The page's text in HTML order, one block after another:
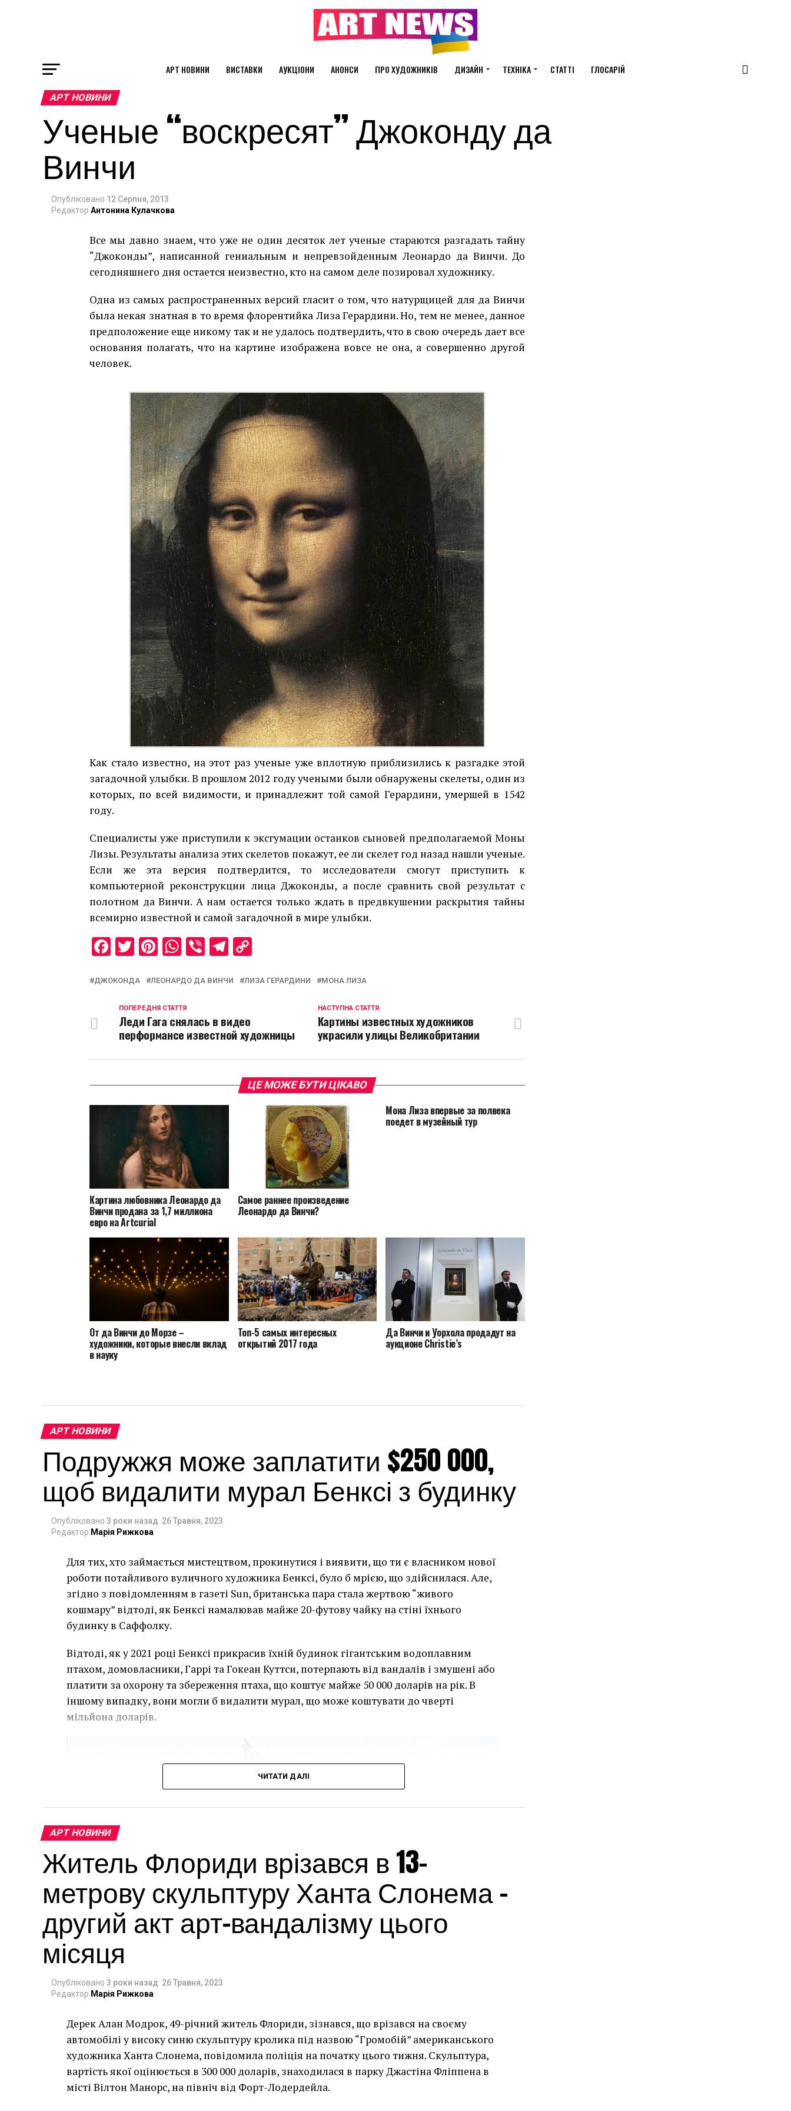
АРТ НОВИНИ ВИСТАВКИ АУКЦІОНИ АНОНСИ ПРО ХУДОЖНИКІВ ДИЗАЙН ТЕХНІКА СТАТТІ ГЛОСАРІЙ
АРТ НОВИНИ
Ученые “воскресят” Джоконду да
Винчи
Опубліковано 12 Серпня, 2013
Редактор Антонина Кулачкова
Все мы давно знаем, что уже не один десяток лет ученые стараются разгадать тайну
“Джоконды”, написанной гениальным и непревзойденным Леонардо да Винчи. До
сегодняшнего дня остается неизвестно, кто на самом деле позировал художнику.
Одна из самых распространенных версий гласит о том, что натурщицей для да Винчи
была некая знатная в то время флорентийка Лиза Герардини. Но, тем не менее, данное
предположение еще никому так и не удалось подтвердить, что в свою очередь дает все
основания полагать, что на картине изображена вовсе не она, а совершенно другой
человек.
Как стало известно, на этот раз ученые уже вплотную приблизились к разгадке этой
загадочной улыбки. В прошлом 2012 году учеными были обнаружены скелеты, один из
которых, по всей видимости, и принадлежит той самой Герардини, умершей в 1542
году.
Специалисты уже приступили к эксгумации останков сыновей предполагаемой Моны
Лизы. Результаты анализа этих скелетов покажут, ее ли скелет год назад нашли ученые.
Если же эта версия подтвердится, то исследователи смогут приступить к
компьютерной реконструкции лица Джоконды, а после сравнить свой результат с
полотном да Винчи. А нам остается только ждать в предвкушении раскрытия тайны
всемирно известной и самой загадочной в мире улыбки.
Facebook
Twitter
Pinterest
WhatsApp
ViberTelegram
ДЖОКОНДА ЛЕОНАРДО ДА ВИНЧИ ЛИЗА ГЕРАРДИНИ МОНА ЛИЗА
НАСТУПНА СТАТТЯ
Картины известных художников
украсили улицы Великобритании
ПОПЕРЕДНЯ СТАТТЯ
Леди Гага снялась в видео
перформансе известной художницы
ЦЕ МОЖЕ БУТИ ЦІКАВО
Картина любовника Леонардо да
Винчи продана за 1,7 миллиона
евро на Artcurial
Самое раннее произведение
Леонардо да Винчи?
Мона Лиза впервые за полвека
поедет в музейный тур
От да Винчи до Морзе –
художники, которые внесли вклад
в науку
Топ-5 самых интересных
открытий 2017 года
Да Винчи и Уорхола продадут на
аукционе Christie’s
АРТ НОВИНИ
Подружжя може заплатити $250 000,
щоб видалити мурал Бенксі з будинку
Опубліковано 3 роки назад 26 Травня, 2023
Редактор Марія Рижкова
Для тих, хто займається мистецтвом, прокинутися і виявити, що ти є власником нової
роботи потайливого вуличного художника Бенксі, було б мрією, що здійснилася. Але,
згідно з повідомленням в газеті Sun, британська пара стала жертвою “живого
кошмару” відтоді, як Бенксі намалював майже 20-футову чайку на стіні їхнього
будинку в Саффолку.
Відтоді, як у 2021 році Бенксі прикрасив їхній будинок гігантським водоплавним
птахом, домовласники, Гаррі та Гокеан Куттси, потерпають від вандалів і змушені або
платити за охорону та збереження птаха, що коштує майже 50 000 доларів на рік. В
іншому випадку, вони могли б видалити мурал, що може коштувати до чверті
мільйона доларів.
Чоловік позує під макетом чайки, яка ось-ось накинеться на упаковку чіпсів – сюжет графіті, що
має ознаки вуличного художника Бенксі, на стіні в Лоустофті на східному узбережжі Англії 8
серпня 2021 року. (Фото Джастіна Талліса / AFP)
В інтерв’ю “Таймс” пан Куттс сказав:
ЧИТАТИ ДАЛІ
АРТ НОВИНИ
Житель Флориди врізався в 13-
метрову скульптуру Ханта Слонема –
другий акт арт-вандалізму цього
місяця
Опубліковано 3 роки назад 26 Травня, 2023
Редактор Марія Рижкова
Дерек Алан Модрок, 49-річний житель Флориди, зізнався, що врізався на своєму
автомобілі у високу синю скульптуру кролика під назвою “Громобій” американського
художника Ханта Слонема, повідомила поліція на початку цього тижня. Скульптура,
вартість якої оцінюється в 300 000 доларів, знаходилася в парку Джастіна Фліппена в
місті Вілтон Манорс, на північ від Форт-Лодердейла.